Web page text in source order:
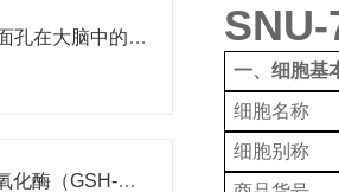
Cell:研究解密面孔在大脑中的编码
人谷胱甘肽过氧化酶（GSH-Px）检测试剂盒
一、细胞基
细胞名称
细胞别称